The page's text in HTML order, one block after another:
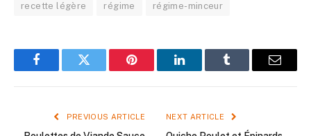
recette légère régime régime-minceur
FacebookTwitter Pinterest LinkedInTumblr Email
PREVIOUS ARTICLE NEXT ARTICLE